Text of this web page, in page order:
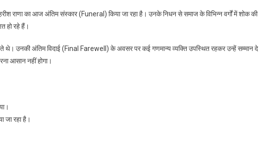
राणा का आज अंतिम संस्कार (Funeral) किया जा रहा है। उनके निधन से समाज के विभिन्न वर्गों में शोक की
हो रहे हैं।
थे। उनकी अंतिम विदाई (Final Farewell) के अवसर पर कई गणमान्य व्यक्ति उपस्थित रहकर उन्हें सम्मान दे
आसान नहीं होगा।
जा रहा है।